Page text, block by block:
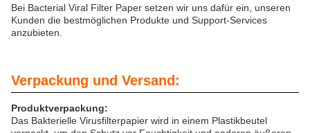
Bei Bacterial Viral Filter Paper setzen wir uns dafür ein, unseren
Kunden die bestmöglichen Produkte und Support-Services
anzubieten.
Verpackung und Versand:
Produktverpackung:
Das Bakterielle Virusfilterpapier wird in einem Plastikbeutel